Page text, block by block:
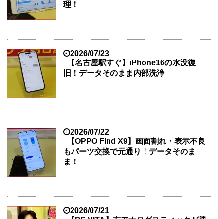
理！
2026/07/23
【名古屋駅すぐ】iPhone16の水没復
旧！データそのまま内部洗浄
2026/07/22
【OPPO Find X9】画面割れ・表示不良
もパーツ交換で元通り！データそのま
ま！
2026/07/21